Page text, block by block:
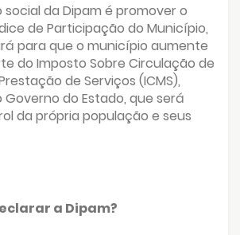
da Dipam é promover o
de Participação do Município,
para que o município aumente
do Imposto Sobre Circulação de
de Serviços (ICMS),
do Estado, que será
da própria população e seus
a Dipam?